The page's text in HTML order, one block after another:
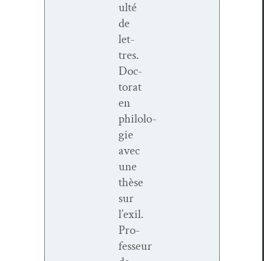
ulté
de
let­
tres.
Doc­
tor­at
en
philolo­
gie
avec
une
thèse
sur
l’exil.
Pro­
fesseur